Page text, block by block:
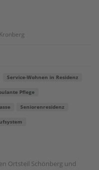
Service-Wohnen in Residenz
Pflege
Seniorenresidenz
Ortsteil Schönberg und